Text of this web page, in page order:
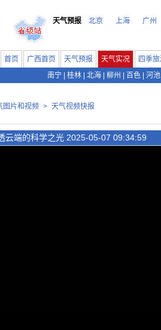
天气预报
北京 上海 广州
首页 广西首页 天气预报 天气实况
四季
南宁
桂林 北海 柳州 百色 河池
图片和视频 > 天气视频快报
端的科学之光 2025-05-07 09:34:59